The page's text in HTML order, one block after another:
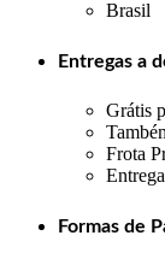
Brasil
Entregas a
Grátis
Frota
Formas de